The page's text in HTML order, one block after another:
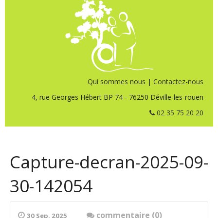
Qui sommes nous | Contactez-nous
4, rue Georges Hébert BP 74 - 76250 Déville-les-rouen
02 35 75 20 20
Capture-decran-2025-09-
30-142054
30 Sep. 2025
commentaire (0)